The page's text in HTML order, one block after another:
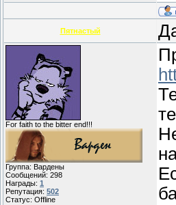
Пятнастый
For faith to the bitter end!!!
Группа: Вардены
Сообщений: 298
Награды: 1
Репутация: 502
Статус: Offline